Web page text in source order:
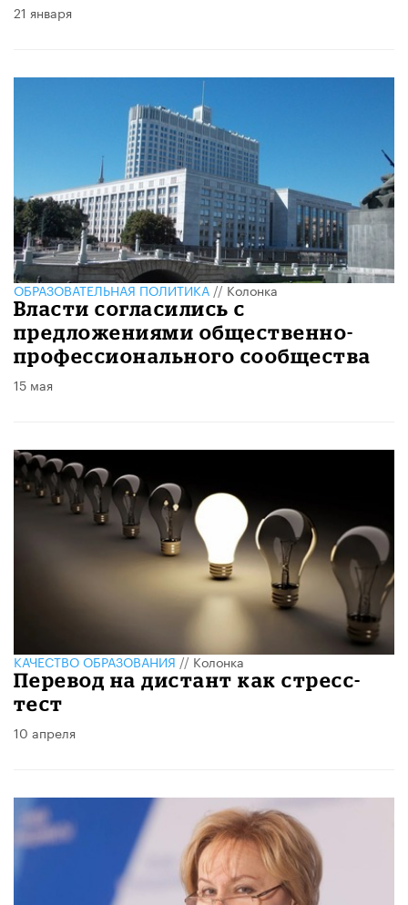
21 января
ОБРАЗОВАТЕЛЬНАЯ ПОЛИТИКА//Колонка
Власти согласились с
предложениями общественно-
профессионального сообщества
15 мая
КАЧЕСТВО ОБРАЗОВАНИЯ//Колонка
Перевод на дистант как стресс-
тест
10 апреля